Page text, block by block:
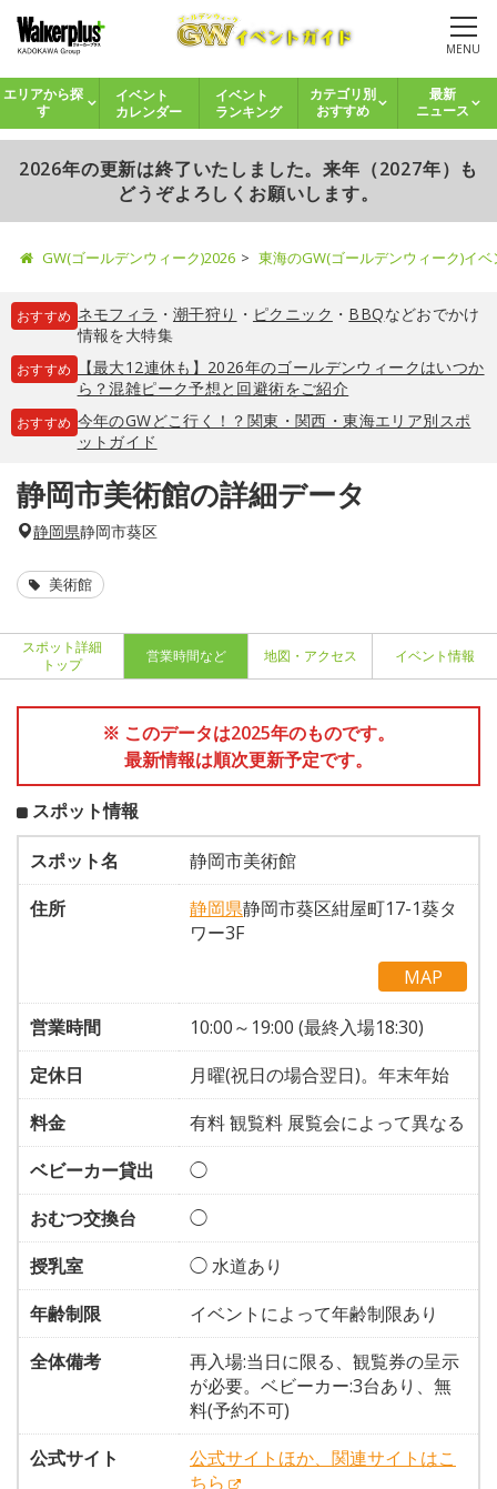
MENU
エリアから探
す
イベント
カレンダー
イベント
ランキング
カテゴリ別
おすすめ
最新
ニュース
2026年の更新は終了いたしました。来年（2027年）も
どうぞよろしくお願いします。
GW(ゴールデンウィーク)2026 東海のGW(ゴールデンウィーク)イ
おすすめ ネモフィラ ・ 潮干狩り ・ ピクニック ・ BBQなどおでかけ
情報を大特集
おすすめ
【最大12連休も】2026年のゴールデンウィークはいつか
ら？混雑ピーク予想と回避術をご紹介
おすすめ 今年のGWどこ行く！？関東・関西・東海エリア別スポ
ットガイド
静岡市美術館の詳細データ
静岡県静岡市葵区
美術館
スポット詳細
トップ
営業時間など 地図・アクセス イベント情報
※ このデータは2025年のものです。
最新情報は順次更新予定です。
スポット情報
スポット名
静岡市美術館
住所
静岡県静岡市葵区紺屋町17-1葵タ
ワー3F
MAP
営業時間
10:00～19:00 (最終入場18:30)
定休日
月曜(祝日の場合翌日)。年末年始
料金
有料 観覧料 展覧会によって異なる
ベビーカー貸出
◯
おむつ交換台
◯
授乳室
◯ 水道あり
年齢制限
イベントによって年齢制限あり
全体備考
再入場:当日に限る、観覧券の呈示
が必要。ベビーカー:3台あり、無
料(予約不可)
公式サイト
公式サイトほか、関連サイトはこ
ちら